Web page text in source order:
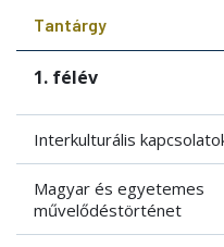
Tantárgy
1. félév
Interkulturális
Magyar és egyetemes
művelődéstörténet